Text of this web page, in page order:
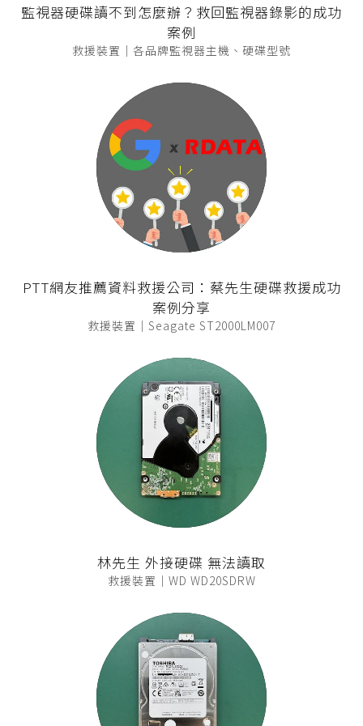
監視器硬碟讀不到怎麼辦？救回監視器錄影的成功
案例
救援裝置｜各品牌監視器主機、硬碟型號
PTT網友推薦資料救援公司：蔡先生硬碟救援成功
案例分享
救援裝置｜Seagate ST2000LM007
林先生 外接硬碟 無法讀取
救援裝置｜WD WD20SDRW